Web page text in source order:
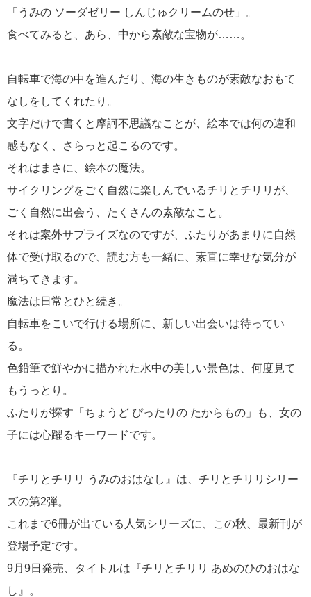
「うみの ソーダゼリー しんじゅクリームのせ」。
食べてみると、あら、中から素敵な宝物が……。
自転車で海の中を進んだり、海の生きものが素敵なおもて
なしをしてくれたり。
文字だけで書くと摩訶不思議なことが、絵本では何の違和
感もなく、さらっと起こるのです。
それはまさに、絵本の魔法。
サイクリングをごく自然に楽しんでいるチリとチリリが、
ごく自然に出会う、たくさんの素敵なこと。
それは案外サプライズなのですが、ふたりがあまりに自然
体で受け取るので、読む方も一緒に、素直に幸せな気分が
満ちてきます。
魔法は日常とひと続き。
自転車をこいで行ける場所に、新しい出会いは待ってい
る。
色鉛筆で鮮やかに描かれた水中の美しい景色は、何度見て
もうっとり。
ふたりが探す「ちょうど ぴったりの たからもの」も、女の
子には心躍るキーワードです。
『チリとチリリ うみのおはなし』は、チリとチリリシリー
ズの第2弾。
これまで6冊が出ている人気シリーズに、この秋、最新刊が
登場予定です。
9月9日発売、タイトルは『チリとチリリ あめのひのおはな
し』。